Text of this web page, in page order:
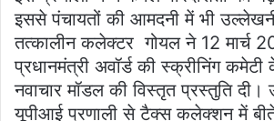
इससे पंचायतों की आमदनी में भी
तत्कालीन कलेक्टर गोयल ने 12 मार्च
प्रधानमंत्री अवॉर्ड की स्क्रीनिंग
नवाचार मॉडल की विस्तृत प्रस्तुति दी।
यूपीआई प्रणाली से टैक्स कलेक्शन में बीते